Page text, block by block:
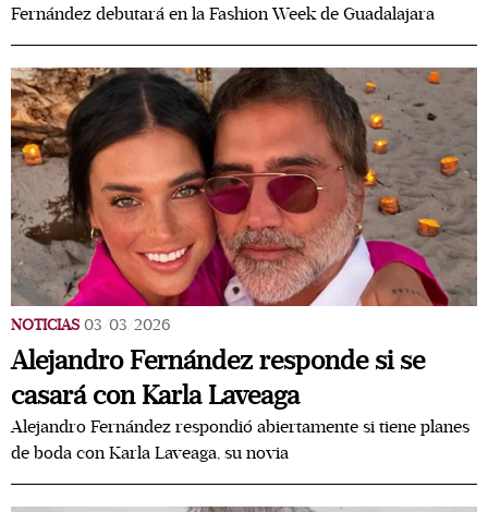
Fernández debutará en la Fashion Week de Guadalajara
NOTICIAS 03/03/2026
Alejandro Fernández responde si se
casará con Karla Laveaga
Alejandro Fernández respondió abiertamente si tiene planes
de boda con Karla Laveaga, su novia